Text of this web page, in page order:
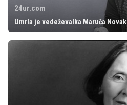
24ur.com
Umrla je vedeževalka Maruča Novak